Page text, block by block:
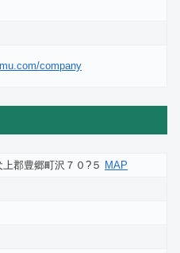
company
郡豊郷町沢７０?５ MAP